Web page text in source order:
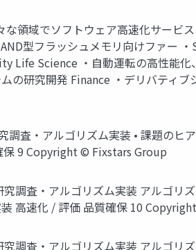
領域でソフトウェア高速化サービ
型フラッシュメモリ向けファー
Life Science ・自動運転の高性能
の研究開発 Finance ・デリバティ
査・アルゴリズム実装 • 課題のヒ
保 9 Copyright © Fixstars Group
査・アルゴリズム実装 アルゴリ
高速化 / 評価 品質確保 10
査・アルゴリズム実装 アルゴリ